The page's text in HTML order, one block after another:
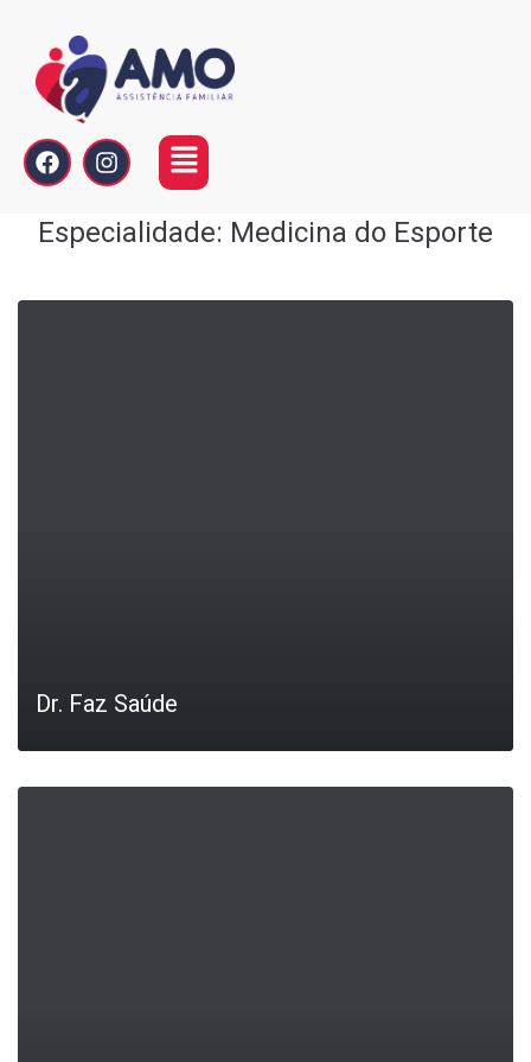
Especialidade: Medicina do Esporte
Dr. Faz Saúde